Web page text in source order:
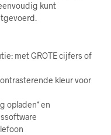
kunt
metGROTE cijfers of
kleur voor
opladen* en